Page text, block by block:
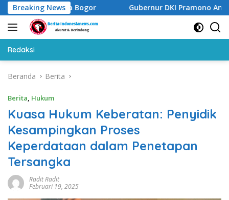
Langsung
ke
konten
Breaking News
11 di Kota Bogor Gubernur DKI Pramono Anung
Redaksi
Beranda Berita
Berita, Hukum
Kuasa Hukum Keberatan: Penyidik
Kesampingkan Proses
Keperdataan dalam Penetapan
Tersangka
Radit Radit
Februari 19, 2025